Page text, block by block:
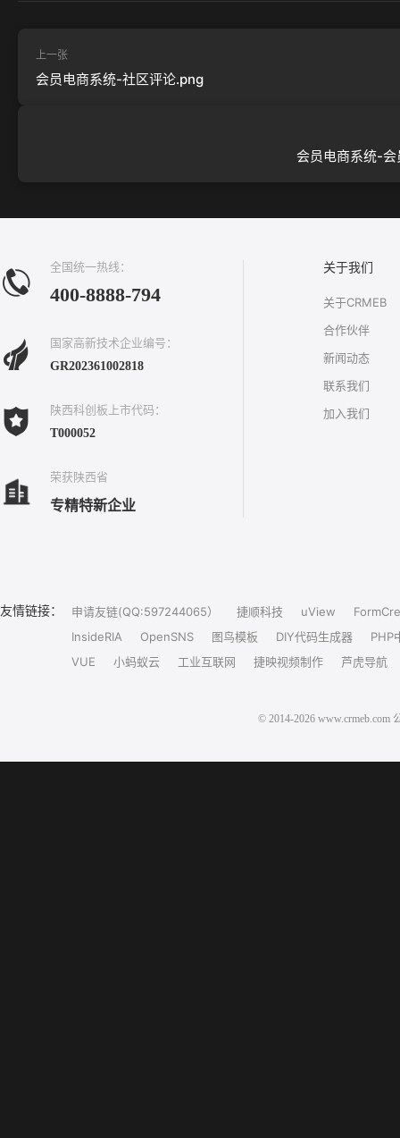
上一张
会员电商系统-社区评论.png
会员电商系统-
全国统一热线：
400-8888-794
国家高新技术企业编号：
GR202361002818
陕西科创板上市代码：
T000052
荣获陕西省
专精特新企业
关于我们
关于CRMEB
合作伙伴
新闻动态
联系我们
加入我们
友情链接： 申请友链(QQ:597244065） 捷顺科技 uView
InsideRIA
OpenSNS 图鸟模板 DIY代码生成器
PHP
VUE
小蚂蚁云 工业互联网 捷映视频制作 芦虎导航
© 2014-2026